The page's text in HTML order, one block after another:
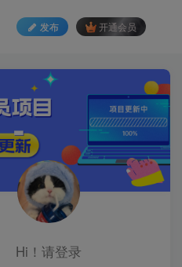
发布 开通会员
Hi！请登录